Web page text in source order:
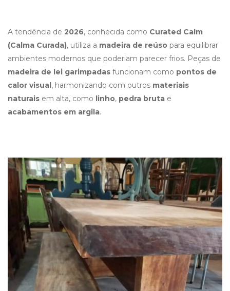
A tendência de 2026, conhecida como Curated Calm
(Calma Curada), utiliza a madeira de reúso para equilibrar
ambientes modernos que poderiam parecer frios. Peças de
madeira de lei garimpadas funcionam como pontos de
calor visual, harmonizando com outros materiais
naturais em alta, como linho, pedra bruta e
acabamentos em argila.